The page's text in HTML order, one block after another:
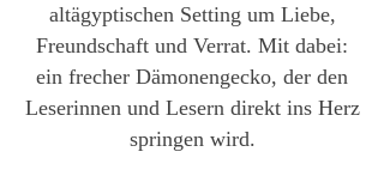
altägyptischen Setting um Liebe,
Freundschaft und Verrat. Mit dabei:
ein frecher Dämonengecko, der den
Leserinnen und Lesern direkt ins Herz
springen wird.